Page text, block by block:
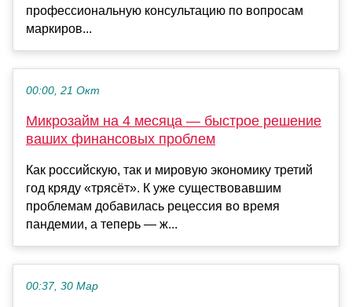
профессиональную консультацию по вопросам
маркиров...
00:00, 21 Окт
Микрозайм на 4 месяца — быстрое решение
ваших финансовых проблем
Как российскую, так и мировую экономику третий
год кряду «трясёт». К уже существовавшим
проблемам добавилась рецессия во время
пандемии, а теперь — ж...
00:37, 30 Мар